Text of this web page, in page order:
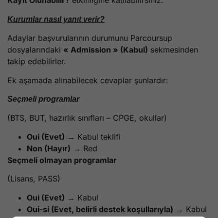
Kurumlar nasıl yanıt verir?
Adaylar başvurularının durumunu Parcoursup
dosyalarındaki « Admission » (Kabul) sekmesinden
takip edebilirler.
Ek aşamada alınabilecek cevaplar şunlardır:
Seçmeli programlar
(BTS, BUT, hazırlık sınıfları – CPGE, okullar)
Oui (Evet) → Kabul teklifi
Non (Hayır) → Red
Seçmeli olmayan programlar
(Lisans, PASS)
Oui (Evet) → Kabul
Oui-si (Evet, belirli destek koşullarıyla) → Kabul